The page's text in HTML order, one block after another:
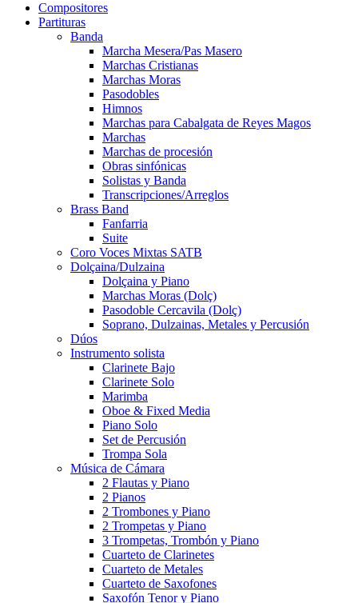
Compositores
Partituras
Banda
Marcha Mesera/Pas Masero
Marchas Cristianas
Marchas Moras
Pasodobles
Himnos
Marchas para Cabalgata de Reyes Magos
Marchas
Marchas de procesión
Obras sinfónicas
Solistas y Banda
Transcripciones/Arreglos
Brass Band
Fanfarria
Suite
Coro Voces Mixtas SATB
Dolçaina/Dulzaina
Dolçaina y Piano
Marchas Moras (Dolç)
Pasodoble Cercavila (Dolç)
Soprano, Dulzainas, Metales y Percusión
Dúos
Instrumento solista
Clarinete Bajo
Clarinete Solo
Marimba
Oboe & Fixed Media
Piano Solo
Set de Percusión
Trompa Sola
Música de Cámara
2 Flautas y Piano
2 Pianos
2 Trombones y Piano
2 Trompetas y Piano
3 Trompetas, Trombón y Piano
Cuarteto de Clarinetes
Cuarteto de Metales
Cuarteto de Saxofones
Saxofón Tenor y Piano